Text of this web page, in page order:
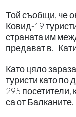
Той съобщи, че
Ковид-19
страната им
предават в.
Като цяло
туристи като по
295 посетители,
са от Балканите.